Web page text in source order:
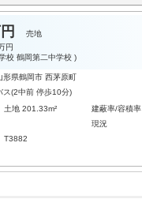
売地
円
校 鶴岡第二中学校 )
形県鶴岡市 西茅原町
ス(2中前 停歩10分)
土地 201.33m² 建蔽率/容積率
現況
T3882